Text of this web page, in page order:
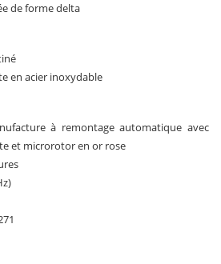
de forme delta
en acier inoxydable
à remontage automatique avec
et microrotor en or rose